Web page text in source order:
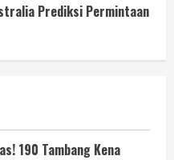
Prediksi Permintaan
190 Tambang Kena